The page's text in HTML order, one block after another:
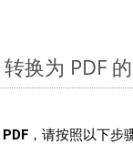
换为 PDF
，请按照以下步